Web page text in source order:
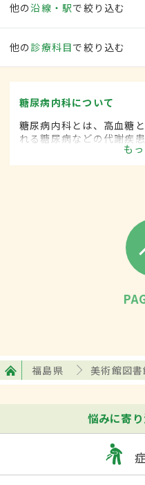
他の沿線・駅で絞り込む
他の 診療科目で絞り込む
糖尿病内科について
糖尿病内科とは、高血糖
れる糖尿病などの代謝疾
生活習慣病を専門的に取
も
福島県 美術館図
悩みに寄